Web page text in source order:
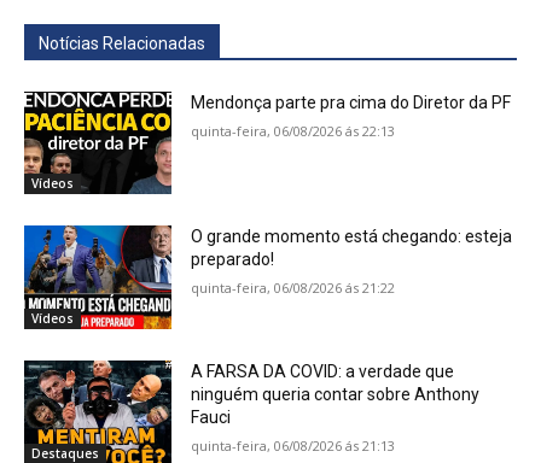
Notícias Relacionadas
Vídeos
Mendonça parte pra cima do Diretor da PF
quinta-feira, 06/08/2026 ás 22:13
Vídeos
O grande momento está chegando: esteja
preparado!
quinta-feira, 06/08/2026 ás 21:22
Destaques
A FARSA DA COVID: a verdade que
ninguém queria contar sobre Anthony
Fauci
quinta-feira, 06/08/2026 ás 21:13